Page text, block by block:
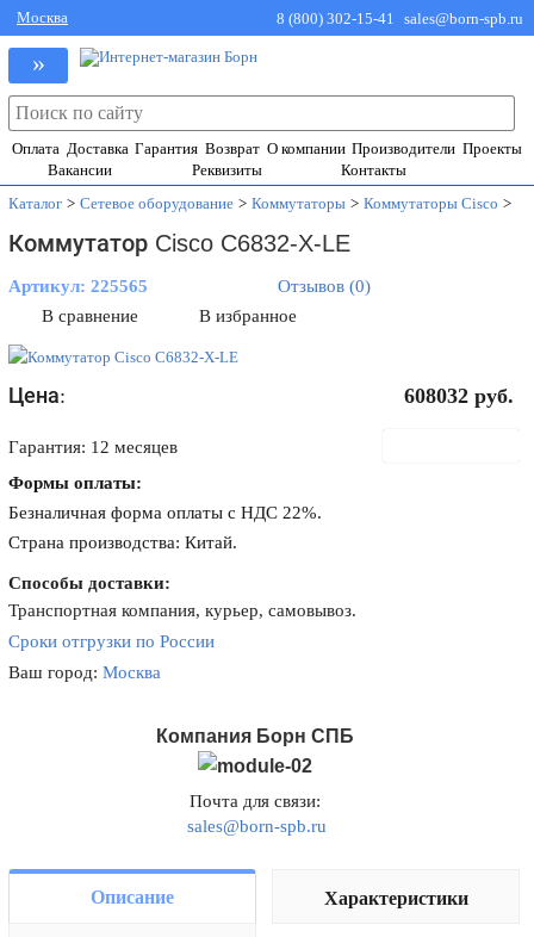
Москва 8 (800) 302-15-41 sales@born-spb.ru
»
Оплата Доставка Гарантия Возврат О компании Производители Проекты
Вакансии
Реквизиты
Контакты
Каталог > Сетевое оборудование > Коммутаторы > Коммутаторы Cisco >
Коммутатор Cisco C6832-X-LE
Артикул:225565
Отзывов (0)
В сравнение
В избранное
Цена: 608032 руб.
Гарантия: 12 месяцев
Формы оплаты:
Безналичная форма оплаты с НДС 22%.
Страна производства: Китай.
Способы доставки:
Транспортная компания, курьер, самовывоз.
Сроки отгрузки по России
Ваш город:Москва
Компания Борн СПБ
Почта для связи:
sales@born-spb.ru
Описание Характеристики